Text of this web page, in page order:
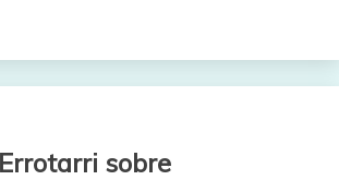
sobre